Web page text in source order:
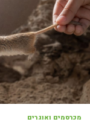
מכרסמים ואוגרים